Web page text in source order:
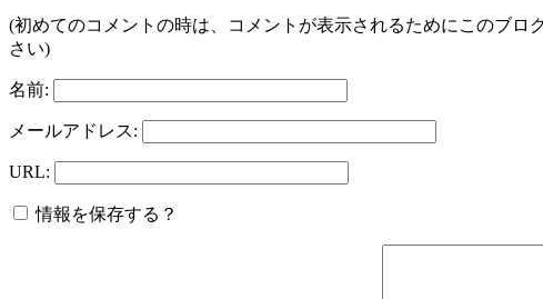
(初めてのコメントの時は、コメントが表示されるためにこのブ
さい)
名前:
メールアドレス:
URL:
情報を保存する？